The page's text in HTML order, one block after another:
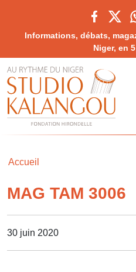
Informations, débats,
Niger, en
Accueil
MAG TAM 3006
30 juin 2020